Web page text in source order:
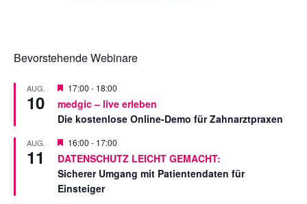
Bevorstehende Webinare
AUG.
10
V
r
g
s
t
e
l
l
t
17:00 - 18:00
medgic – live erleben
Die kostenlose Online-Demo für Zahnarztpraxen
AUG.
11
V
o
r
g
e
s
16:00 - 17:00
DATENSCHUTZ LEICHT GEMACHT:
Sicherer Umgang mit Patientendaten für
Einsteiger